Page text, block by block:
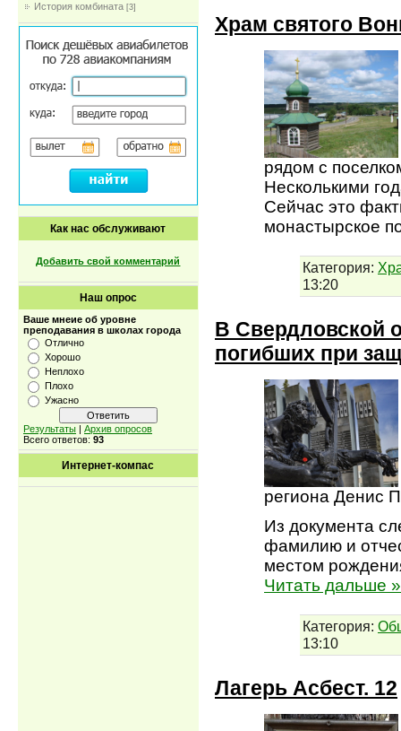
История комбината [3]
Как нас обслуживают
Добавить свой комментарий
Наш опрос
Ваше мнеие об уровне
преподавания в школах города
Отлично
Хорошо
Неплохо
Плохо
Ужасно
Результаты | Архив опросов
Всего ответов: 93
Интернет-компас
Храм святого
рядом с
Несколькими
Сейчас это
монастырское
Категория:
13:20
В Свердловской
погибших при
региона Денис
Из документа
фамилию и
местом
Читать дальше »
Категория:
13:10
Лагерь Асбест. 12